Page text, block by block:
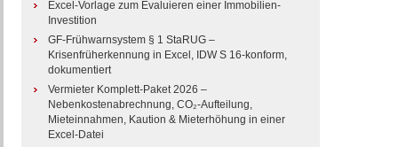
Excel-Vorlage zum Evaluieren einer Immobilien-
Investition
GF-Frühwarnsystem § 1 StaRUG –
Krisenfrüherkennung in Excel, IDW S 16-konform,
dokumentiert
Vermieter Komplett-Paket 2026 –
Nebenkostenabrechnung, CO₂-Aufteilung,
Mieteinnahmen, Kaution & Mieterhöhung in einer
Excel-Datei